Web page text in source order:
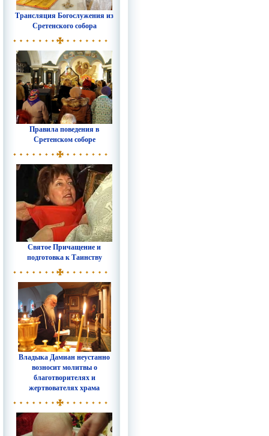
Трансляция Богослужения из
Сретенского собора
Правила поведения в
Сретенском соборе
Святое Причащение и
подготовка к Таинству
Владыка Дамиан неустанно
возносит молитвы о
благотворителях и
жертвователях храма